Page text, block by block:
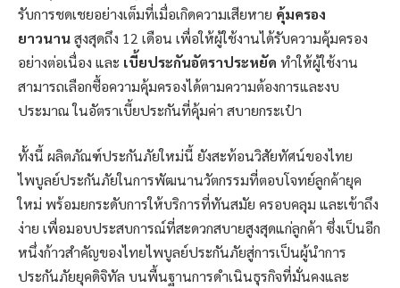
รับการชดเชยอย่างเต็มที่เมื่อเกิดความเสียหาย คุ้มครอง
ยาวนานสูงสุดถึง 12 เดือน เพื่อให้ผู้ใช้งานได้รับความคุ้มครอง
อย่างต่อเนื่อง และ เบี้ยประกันอัตราประหยัด ทำให้ผู้ใช้งาน
สามารถเลือกซื้อความคุ้มครองได้ตามความต้องการและงบ
ประมาณ ในอัตราเบี้ยประกันที่คุ้มค่า สบายกระเป๋า
ทั้งนี้ ผลิตภัณฑ์ประกันภัยใหม่นี้ ยังสะท้อนวิสัยทัศน์ของไทย
ไพบูลย์ประกันภัยในการพัฒนานวัตกรรมที่ตอบโจทย์ลูกค้ายุค
ใหม่ พร้อมยกระดับการให้บริการที่ทันสมัย ครอบคลุม และเข้าถึง
ง่าย เพื่อมอบประสบการณ์ที่สะดวกสบายสูงสุดแก่ลูกค้า ซึ่งเป็นอีก
หนึ่งก้าวสำคัญของไทยไพบูลย์ประกันภัยสู่การเป็นผู้นำการ
ประกันภัยยุคดิจิทัล บนพื้นฐานการดำเนินธุรกิจที่มั่นคงและ